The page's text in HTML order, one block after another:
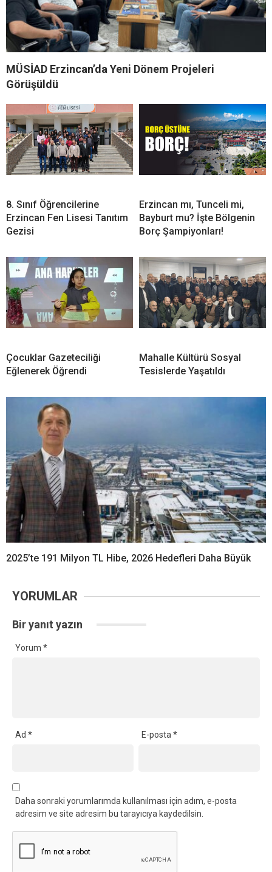
MÜSİAD Erzincan’da Yeni Dönem Projeleri
Görüşüldü
8. Sınıf Öğrencilerine
Erzincan Fen Lisesi Tanıtım
Gezisi
Erzincan mı, Tunceli mi,
Bayburt mu? İşte Bölgenin
Borç Şampiyonları!
Çocuklar Gazeteciliği
Eğlenerek Öğrendi
Mahalle Kültürü Sosyal
Tesislerde Yaşatıldı
2025’te 191 Milyon TL Hibe, 2026 Hedefleri Daha Büyük
YORUMLAR
Bir yanıt yazın
Yorum *
Ad * E-posta*
Daha sonraki yorumlarımda kullanılması için adım, e-posta
adresim ve site adresim bu tarayıcıya kaydedilsin.